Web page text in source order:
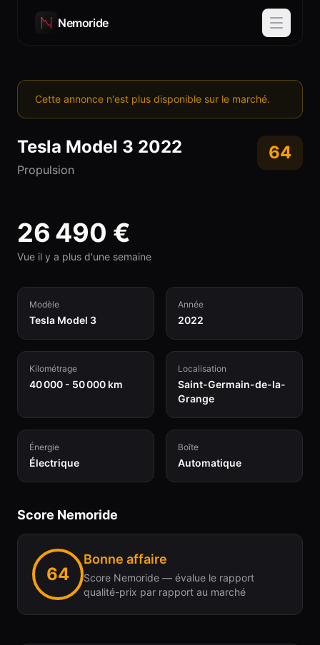
Nemoride
Cette annonce n'est plus disponible sur le marché.
Tesla Model 3 2022
Propulsion
64
26 490 €
Vue il y a plus d'une semaine
Modèle
Tesla Model 3
Année
2022
Kilométrage
40 000 - 50 000 km
Localisation
Saint-Germain-de-la-
Grange
Énergie
Électrique
Boîte
Automatique
Score Nemoride
64
Bonne affaire
Score Nemoride — évalue le rapport
qualité-prix par rapport au marché